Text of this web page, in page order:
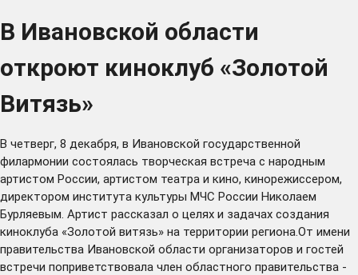
В Ивановской области
откроют киноклуб «Золотой
Витязь»
В четверг, 8 декабря, в Ивановской государственной
филармонии состоялась творческая встреча с народным
артистом России, артистом театра и кино, кинорежиссером,
директором института культуры МЧС России Николаем
Бурляевым. Артист рассказал о целях и задачах создания
киноклуба «Золотой витязь» на территории региона.От имени
правительства Ивановской области организаторов и гостей
встречи поприветствовала член областного правительства -